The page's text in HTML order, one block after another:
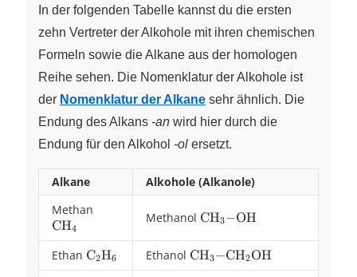
In der folgenden Tabelle kannst du die ersten
zehn Vertreter der Alkohole mit ihren chemischen
Formeln sowie die Alkane aus der homologen
Reihe sehen. Die Nomenklatur der Alkohole ist
der Nomenklatur der Alkane sehr ähnlich. Die
Endung des Alkans -an wird hier durch die
Endung für den Alkohol -ol ersetzt.
Alkane
Alkohole (Alkanole)
Methan
CHX
4
Methanol \ce{CH3-
CHX
3−OH
Ethan \ce{C2H6}
CX
2HX
6 Ethanol \ce{CH3-
CH2OH}
CHX
3−CHX
2OH